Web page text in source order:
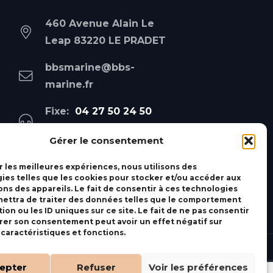
Gérer le consentement
les meilleures expériences, nous utilisons des
telles que les cookies pour stocker et/ou accéder aux
des appareils. Le fait de consentir à ces technologies
de traiter des données telles que le comportement
ou les ID uniques sur ce site. Le fait de ne pas consentir
son consentement peut avoir un effet négatif sur
et fonctions.
Refuser Voir les préférences
460 Avenue Alain Le
Leap 83220 LE PRADET
bbsmarine@bbs-
marine.fr
Fixe: 04 27 50 24 50